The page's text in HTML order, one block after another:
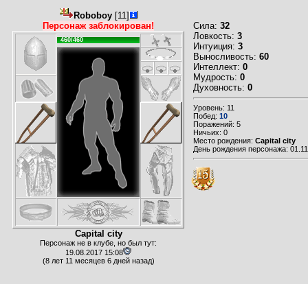
Roboboy[11]
Персонаж заблокирован!
460/460
Capital city
Персонаж не в клубе, но был тут:
19.08.2017 15:08
(8 лет 11 месяцев 6 дней назад)
Сила: 32
Ловкость: 3
Интуиция: 3
Выносливость: 60
Интеллект: 0
Мудрость: 0
Духовность: 0
Уровень: 11
Побед: 10
Поражений: 5
Ничьих: 0
Место рождения: Capital city
День рождения персонажа: